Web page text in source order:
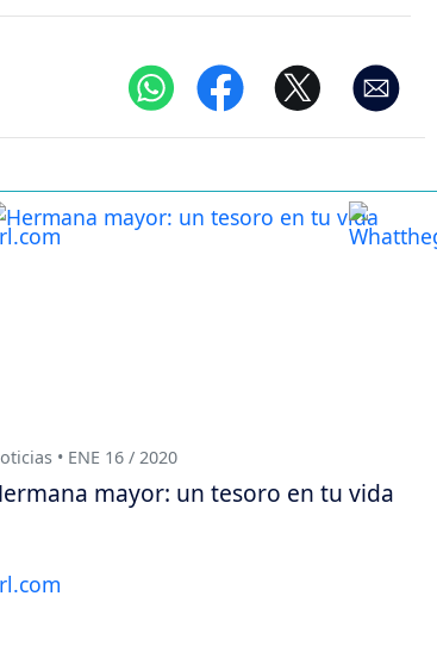
• ENE 16 / 2020
mayor: un tesoro en tu vida